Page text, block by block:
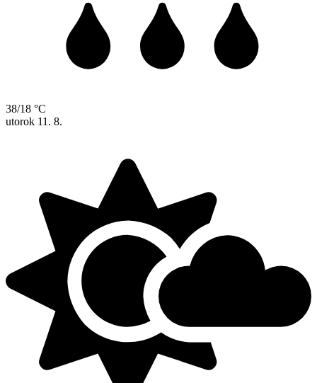
38/18 °C
utorok 11. 8.